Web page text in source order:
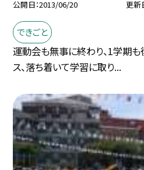
公開日 2013/06/20 更新
できごと
運動会も無事に終わり、1学期も
ス、落ち着いて学習に取り...